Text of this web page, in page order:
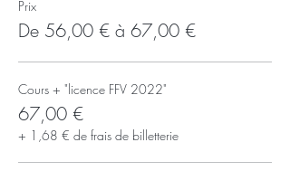
Prix
De 56,00 € à 67,00 €
Cours + "licence FFV 2022"
67,00 €
+ 1,68 € de frais de billetterie